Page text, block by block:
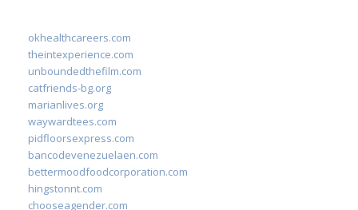
okhealthcareers.com
theintexperience.com
unboundedthefilm.com
catfriends-bg.org
marianlives.org
waywardtees.com
pidfloorsexpress.com
bancodevenezuelaen.com
bettermoodfoodcorporation.com
hingstonnt.com
chooseagender.com